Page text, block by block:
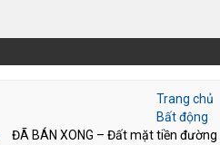
Trang chủ
Bất động
ĐÃ BÁN XONG – Đất mặt tiền đường